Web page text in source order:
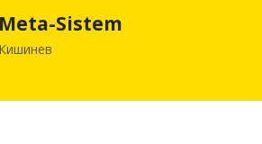
Meta-Sistem
Кишинев
Республика Молдова, г. Кишинев, ул.